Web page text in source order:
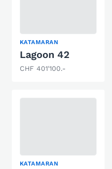
KATAMARAN
Lagoon 42
CHF 401'100.-
KATAMARAN